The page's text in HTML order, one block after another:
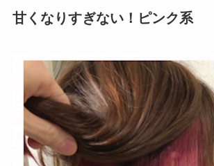
甘くなりすぎない！ピンク系